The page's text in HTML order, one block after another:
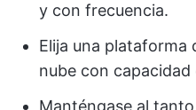
y con frecuencia.
Elija una plataforma
nube con
Manténgase al